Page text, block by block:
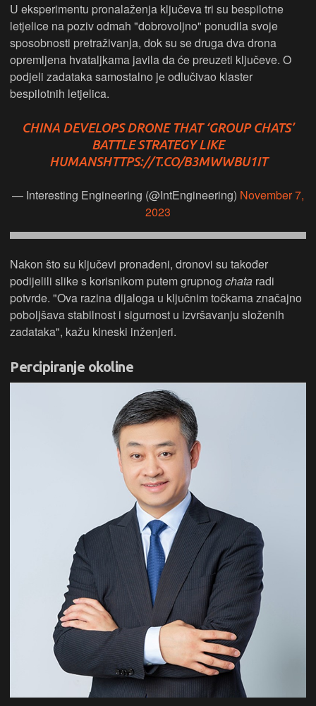
U eksperimentu pronalaženja ključeva tri su bespilotne
letjelice na poziv odmah "dobrovoljno" ponudila svoje
sposobnosti pretraživanja, dok su se druga dva drona
opremljena hvataljkama javila da će preuzeti ključeve. O
podjeli zadataka samostalno je odlučivao klaster
bespilotnih letjelica.
CHINA DEVELOPS DRONE THAT ‘GROUP CHATS’
BATTLE STRATEGY LIKE
HUMANSHTTPS://T.CO/B3MWWBU1IT
— Interesting Engineering (@IntEngineering) November 7,
2023
Nakon što su ključevi pronađeni, dronovi su također
podijelili slike s korisnikom putem grupnog chata radi
potvrde. "Ova razina dijaloga u ključnim točkama značajno
poboljšava stabilnost i sigurnost u izvršavanju složenih
zadataka", kažu kineski inženjeri.
Percipiranje okoline